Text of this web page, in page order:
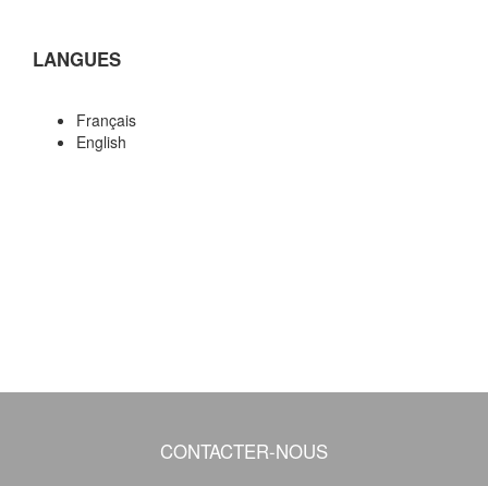
LANGUES
Français
English
CONTACTER-NOUS